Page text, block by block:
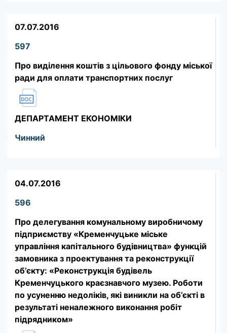
07.07.2016
597
Про виділення коштів з цільового фонду міської
ради для оплати транспортних послуг
ДЕПАРТАМЕНТ ЕКОНОМІКИ
Чинний
04.07.2016
596
Про делегування комунальному виробничому
підприємству «Кременчуцьке міське
управління капітального будівництва» функцій
замовника з проектування та реконструкції
об’єкту: «Реконструкція будівель
Кременчуцького краєзнавчого музею. Роботи
по усуненню недоліків, які виникли на об’єкті в
результаті неналежного виконання робіт
підрядником»